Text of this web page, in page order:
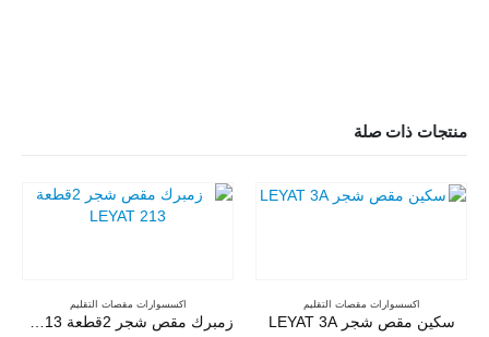
منتجات ذات صلة
اكسسوارات مقصات التقليم
سكين مقص شجر LEYAT 3A
اكسسوارات مقصات التقليم